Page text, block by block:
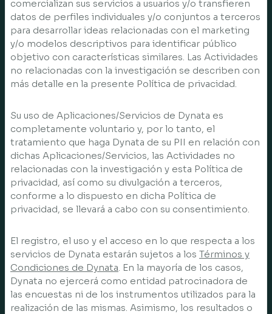
comercializan sus servicios a usuarios y/o transfieren
datos de perfiles individuales y/o conjuntos a terceros
para desarrollar ideas relacionadas con el marketing
y/o modelos descriptivos para identificar público
objetivo con características similares. Las Actividades
no relacionadas con la investigación se describen con
más detalle en la presente Política de privacidad.
Su uso de Aplicaciones/Servicios de Dynata es
completamente voluntario y, por lo tanto, el
tratamiento que haga Dynata de su PII en relación con
dichas Aplicaciones/Servicios, las Actividades no
relacionadas con la investigación y esta Política de
privacidad, así como su divulgación a terceros,
conforme a lo dispuesto en dicha Política de
privacidad, se llevará a cabo con su consentimiento.
El registro, el uso y el acceso en lo que respecta a los
servicios de Dynata estarán sujetos a los Términos y
Condiciones de Dynata. En la mayoría de los casos,
Dynata no ejercerá como entidad patrocinadora de
las encuestas ni de los instrumentos utilizados para la
realización de las mismas. Asimismo, los resultados o